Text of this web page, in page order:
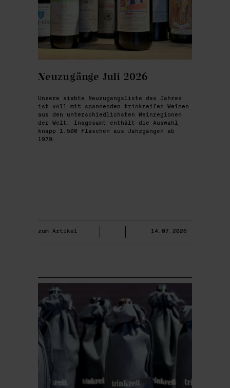
Neuzugänge Juli 2026
Unsere siebte Neuzugangsliste des Jahres
ist voll mit spannenden trinkreifen Weinen
aus den unterschiedlichsten Weinregionen
der Welt. Insgesamt enthält die Auswahl
knapp 1.500 Flaschen aus Jahrgängen ab
1979.
zum Artikel 14.07.2026